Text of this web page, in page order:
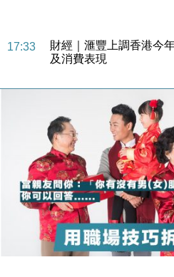
17:33
財經｜滙豐上調香港今
及消費表現
財經｜日經失守6.5萬點
財經｜恒隆10月換帥 玩
粦接任
15:11
財經｜韓股反覆波動收
財經｜內地7月美元計
差達1125億美元
財經｜日本春季三度入